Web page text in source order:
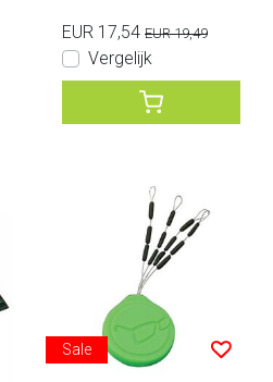
EUR 17,54 EUR 19,49
Vergelijk
Sale